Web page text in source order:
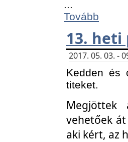
Tovább
13.
2017. 05. 03. -
Kedden és
titeket.
Megjöttek
vehetőek
aki kért, az